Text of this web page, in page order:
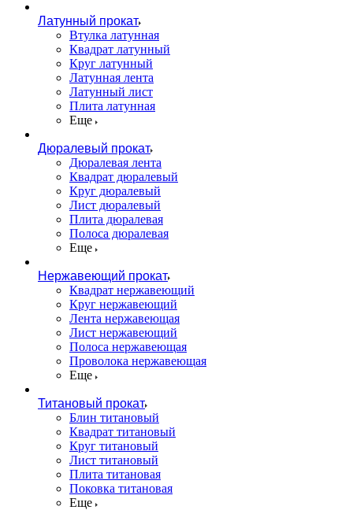
Латунный прокат
Втулка латунная
Квадрат латунный
Круг латунный
Латунная лента
Латунный лист
Плита латунная
Еще
Дюралевый прокат
Дюралевая лента
Квадрат дюралевый
Круг дюралевый
Лист дюралевый
Плита дюралевая
Полоса дюралевая
Еще
Нержавеющий прокат
Квадрат нержавеющий
Круг нержавеющий
Лента нержавеющая
Лист нержавеющий
Полоса нержавеющая
Проволока нержавеющая
Еще
Титановый прокат
Блин титановый
Квадрат титановый
Круг титановый
Лист титановый
Плита титановая
Поковка титановая
Еще